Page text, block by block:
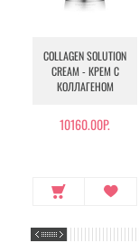
COLLAGEN SOLUTION
CREAM - КРЕМ С
КОЛЛАГЕНОМ
10160.00Р.